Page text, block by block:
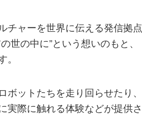
チャーを世界に伝える発信拠点
世の中に”という想いのもと、
。
ットたちを走り回らせたり、
実際に触れる体験などが提供さ